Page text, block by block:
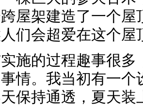
屋架建造了一个
们会超爱在这个屋
的过程趣事很多
情。我当初有一个
保持通透，夏天装